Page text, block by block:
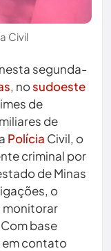
Civil
segunda-
, nosudoeste
de
de
Polícia Civil, o
criminal por
de Minas
o
monitorar
base
em contato